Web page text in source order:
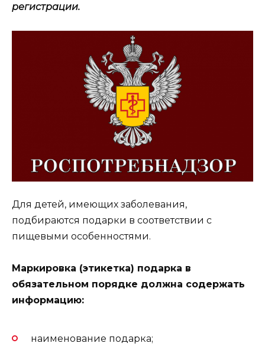
регистрации.
Для детей, имеющих заболевания,
подбираются подарки в соответствии с
пищевыми особенностями.
Маркировка (этикетка) подарка в
обязательном порядке должна содержать
информацию:
наименование подарка;